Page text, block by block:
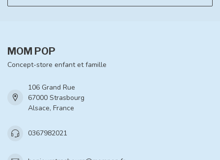
MOM POP
Concept-store enfant et famille
106 Grand Rue
67000 Strasbourg
Alsace, France
0367982021